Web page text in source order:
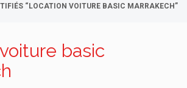
“LOCATION VOITURE BASIC MARRAKECH”
basic